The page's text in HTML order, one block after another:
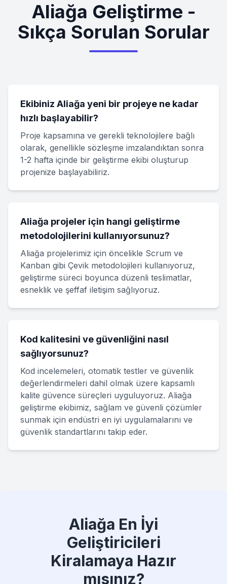
Aliağa Geliştirme -
Sıkça Sorulan Sorular
Ekibiniz Aliağa yeni bir projeye ne kadar
hızlı başlayabilir?
Proje kapsamına ve gerekli teknolojilere bağlı
olarak, genellikle sözleşme imzalandıktan sonra
1-2 hafta içinde bir geliştirme ekibi oluşturup
projenize başlayabiliriz.
Aliağa projeler için hangi geliştirme
metodolojilerini kullanıyorsunuz?
Aliağa projelerimiz için öncelikle Scrum ve
Kanban gibi Çevik metodolojileri kullanıyoruz,
geliştirme süreci boyunca düzenli teslimatlar,
esneklik ve şeffaf iletişim sağlıyoruz.
Kod kalitesini ve güvenliğini nasıl
sağlıyorsunuz?
Kod incelemeleri, otomatik testler ve güvenlik
değerlendirmeleri dahil olmak üzere kapsamlı
kalite güvence süreçleri uyguluyoruz. Aliağa
geliştirme ekibimiz, sağlam ve güvenli çözümler
sunmak için endüstri en iyi uygulamalarını ve
güvenlik standartlarını takip eder.
Aliağa En İyi
Geliştiricileri
Kiralamaya Hazır
mısınız?